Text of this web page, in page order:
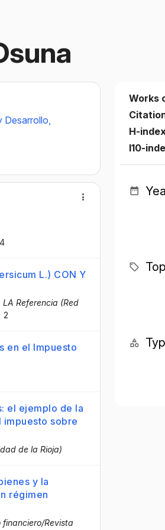
Desarrollo,
4
L.) CON Y
LA Referencia (Red
2
en el Impuesto
el ejemplo de la
impuesto sobre
de la Rioja)
y la
régimen
Revista
Works
H-
I10-